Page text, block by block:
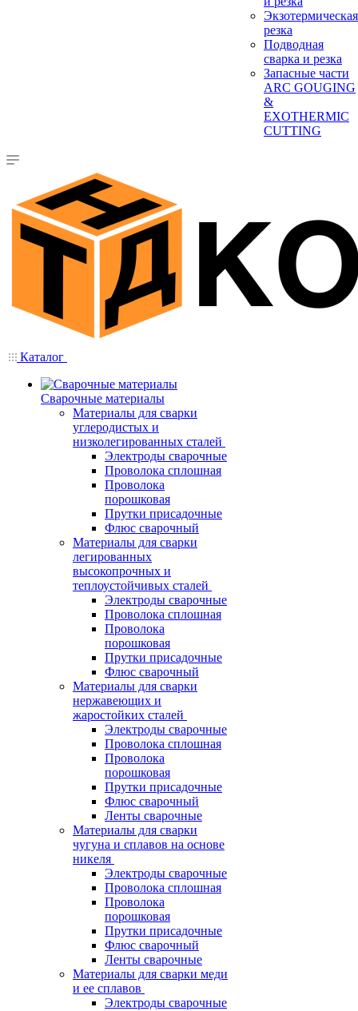
Экзотермическая
резка
Подводная
сварка и резка
Запасные части
ARC GOUGING
&
EXOTHERMIC
CUTTING
Каталог
Сварочные материалы
Материалы для сварки
углеродистых и
низколегированных сталей
Электроды сварочные
Проволока сплошная
Проволока
порошковая
Прутки присадочные
Флюс сварочный
Материалы для сварки
легированных
высокопрочных и
теплоустойчивых сталей
Электроды сварочные
Проволока сплошная
Проволока
порошковая
Прутки присадочные
Флюс сварочный
Материалы для сварки
нержавеющих и
жаростойких сталей
Электроды сварочные
Проволока сплошная
Проволока
порошковая
Прутки присадочные
Флюс сварочный
Ленты сварочные
Материалы для сварки
чугуна и сплавов на основе
никеля
Электроды сварочные
Проволока сплошная
Проволока
порошковая
Прутки присадочные
Флюс сварочный
Ленты сварочные
Материалы для сварки меди
и ее сплавов
Электроды сварочные